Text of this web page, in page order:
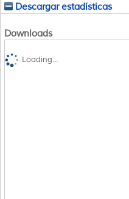
Descargar estadísticas
Downloads
Loading...